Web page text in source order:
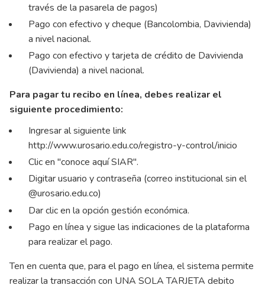
través de la pasarela de pagos)
Pago con efectivo y cheque (Bancolombia, Davivienda)
a nivel nacional.
Pago con efectivo y tarjeta de crédito de Davivienda
(Davivienda) a nivel nacional.
Para pagar tu recibo en línea, debes realizar el
siguiente procedimiento:
Ingresar al siguiente link
http://www.urosario.edu.co/registro-y-control/inicio
Clic en "conoce aquí SIAR".
Digitar usuario y contraseña (correo institucional sin el
@urosario.edu.co)
Dar clic en la opción gestión económica.
Pago en línea y sigue las indicaciones de la plataforma
para realizar el pago.
Ten en cuenta que, para el pago en línea, el sistema permite
realizar la transacción con UNA SOLA TARJETA debito